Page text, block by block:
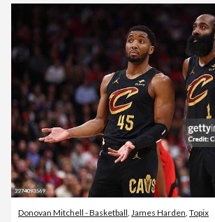
Donovan Mitchell - Basketball, James Harden, Topix